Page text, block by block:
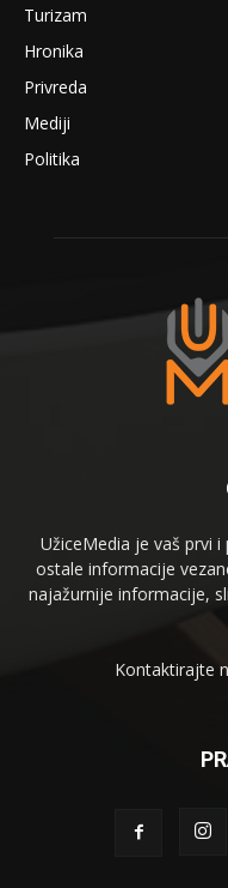
Turizam
Hronika
Privreda
Mediji
Politika
UžiceMedia je vaš prvi
ostale informacije
najažurnije informacije,
Kontaktirajte